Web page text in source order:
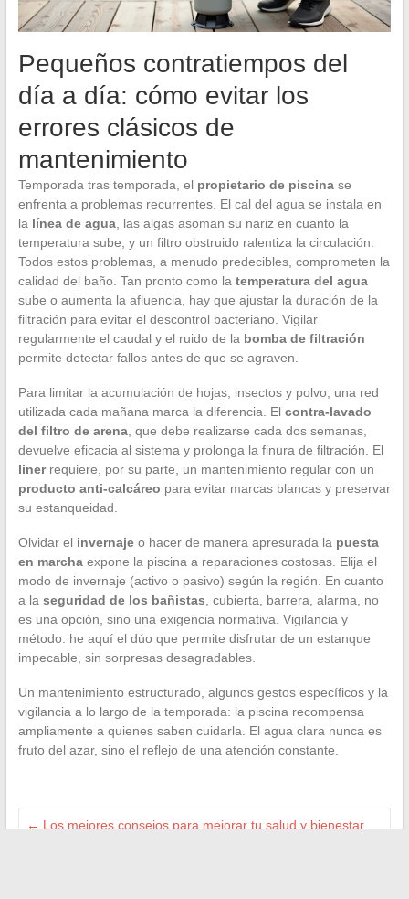
Pequeños contratiempos del
día a día: cómo evitar los
errores clásicos de
mantenimiento
Temporada tras temporada, el propietario de piscinase
enfrenta a problemas recurrentes. El cal del agua se instala en
la línea de agua, las algas asoman su nariz en cuanto la
temperatura sube, y un filtro obstruido ralentiza la circulación.
Todos estos problemas, a menudo predecibles, comprometen la
calidad del baño. Tan pronto como la temperatura del agua
sube o aumenta la afluencia, hay que ajustar la duración de la
filtración para evitar el descontrol bacteriano. Vigilar
regularmente el caudal y el ruido de la bomba de filtración
permite detectar fallos antes de que se agraven.
Para limitar la acumulación de hojas, insectos y polvo, una red
utilizada cada mañana marca la diferencia. El contra-lavado
del filtro de arena, que debe realizarse cada dos semanas,
devuelve eficacia al sistema y prolonga la finura de filtración. El
linerrequiere, por su parte, un mantenimiento regular con un
producto anti-calcáreo para evitar marcas blancas y preservar
su estanqueidad.
Olvidar el invernajeo hacer de manera apresurada la puesta
en marchaexpone la piscina a reparaciones costosas. Elija el
modo de invernaje (activo o pasivo) según la región. En cuanto
a la seguridad de los bañistas , cubierta, barrera, alarma, no
es una opción, sino una exigencia normativa. Vigilancia y
método: he aquí el dúo que permite disfrutar de un estanque
impecable, sin sorpresas desagradables.
Un mantenimiento estructurado, algunos gestos específicos y la
vigilancia a lo largo de la temporada: la piscina recompensa
ampliamente a quienes saben cuidarla. El agua clara nunca es
fruto del azar, sino el reflejo de una atención constante.
← Los mejores consejos para mejorar tu salud y bienestar